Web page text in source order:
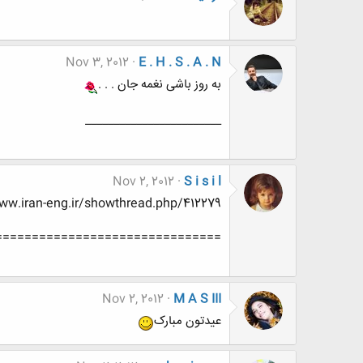
E . H . S . A . N
Nov 3, 2012
به روز باشی نغمه جان . . .
________________________
S i s i l
Nov 2, 2012
eng.ir/showthread.php/412279
M A S III
Nov 2, 2012
عیدتون مبارک